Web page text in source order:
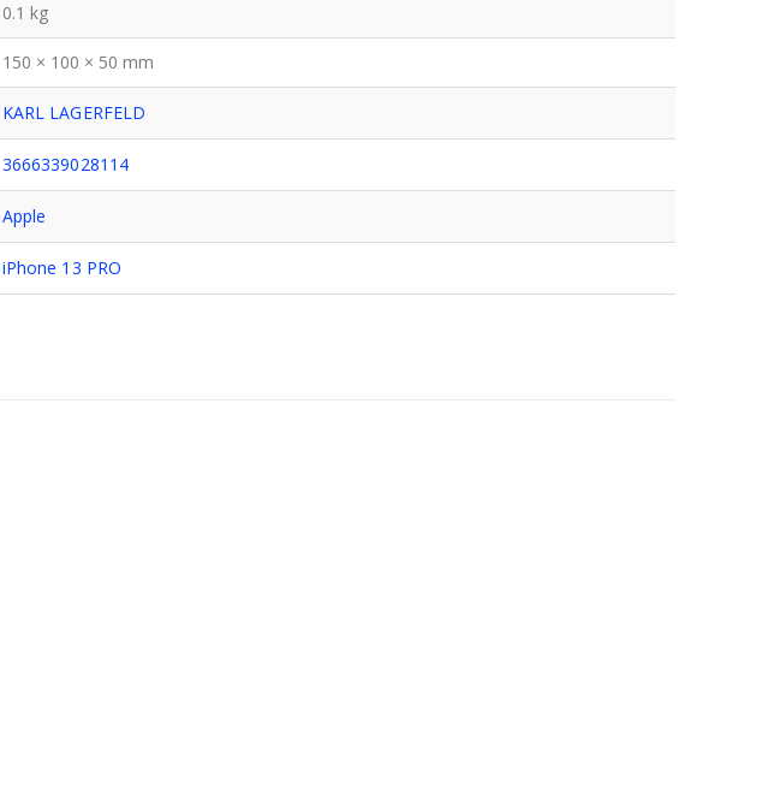
0.1 kg
150 × 100 × 50 mm
KARL LAGERFELD
3666339028114
Apple
iPhone 13 PRO